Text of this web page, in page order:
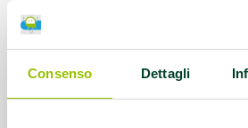
Consenso Dettagli
Maria
Contatti: